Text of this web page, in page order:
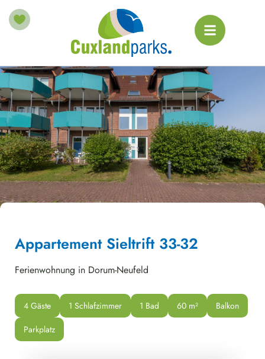
Appartement Sieltrift 33-32
Ferienwohnung in Dorum-Neufeld
4 Gäste 1 Schlafzimmer 1 Bad 60 m²
Balkon
Parkplatz